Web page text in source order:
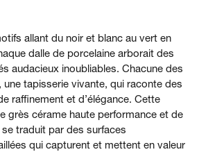
allant du noir et blanc au vert en
dalle de porcelaine arborait des
audacieux inoubliables. Chacune des
tapisserie vivante, qui raconte des
raffinement et d’élégance. Cette
grès cérame haute performance et de
traduit par des surfaces
qui capturent et mettent en valeur